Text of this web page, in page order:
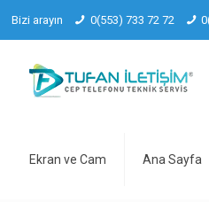
Bizi arayın 0(553) 733 72 72
Ekran ve Cam Ana Sayfa